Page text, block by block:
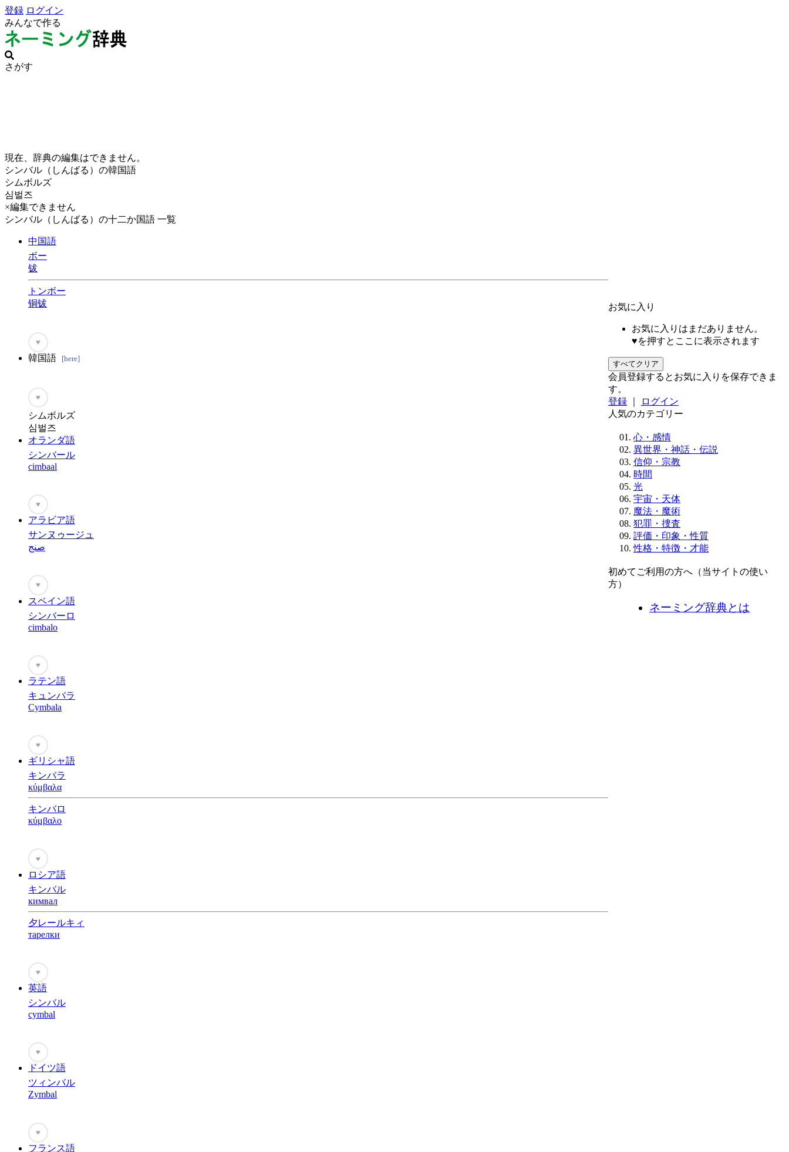
登録 ログイン
みんなで作る
さがす
現在、辞典の編集はできません。
シンバル（しんばる）の韓国語
シムボルズ
심벌즈
×編集できません
シンバル（しんばる）の十二か国語 一覧
中国語
ボー
钹
トンボー
铜钹
♥
韓国語 [here]
♥
シムボルズ
심벌즈
オランダ語
シンバール
cimbaal
♥
アラビア語
サンヌゥージュ
صنج
♥
スペイン語
シンバーロ
cimbalo
♥
ラテン語
キュンバラ
Cymbala
♥
ギリシャ語
キンバラ
κύμβαλα
キンバロ
κύμβαλο
♥
ロシア語
キンバル
кимвал
夕レールキィ
тарелки
♥
英語
シンバル
cymbal
♥
ドイツ語
ツィンバル
Zymbal
♥
フランス語
お気に入り
お気に入りはまだありません。
♥を押すとここに表示されます
すべてクリア
会員登録するとお気に入りを保存できま
す。
登録
ログイン
人気のカテゴリー
心・感情
異世界・神話・伝説
信仰・宗教
時間
光
宇宙・天体
魔法・魔術
犯罪・捜査
評価・印象・性質
性格・特徴・才能
初めてご利用の方へ（当サイトの使い
方）
ネーミング辞典とは